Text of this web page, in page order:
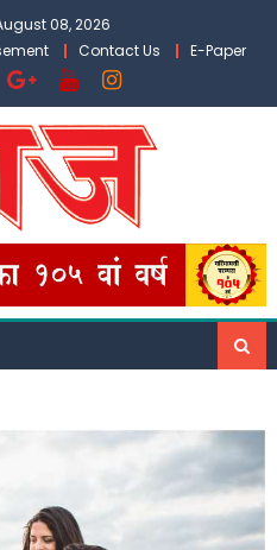
08, 2026
Contact Us E-Paper